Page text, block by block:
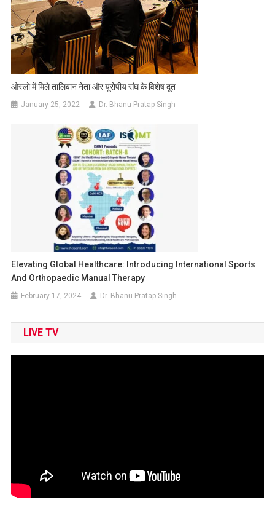
ओस्‍लो में मिले तालिबान नेता और यूरोपीय संघ के विशेष दूत
January 25, 2022 Dr. Bhanu Pratap Singh
Elevating Global Healthcare: Introducing International Sports
And Orthopaedic Manual Therapy
February 17, 2024 Dr. Bhanu Pratap Singh
LIVE TV